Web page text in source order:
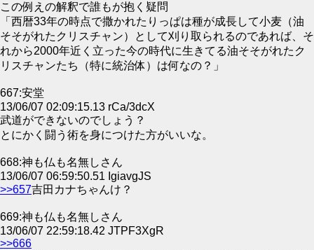
この例えの解釈で誰もが抱く疑問
「西暦33年の時点で撒かれたりっぱは種が成長して小麦（油
そそがれたクリスチャン）として刈り取られるのであれば、そ
れから2000年近く立った今の時代に生きてる油そそがれたク
リスチャンたち（特に統治体）は何なの？」
667:安堂
13/06/07 02:09:15.13 rCa/3dcX
武道ができないのでしょう？
とにかく闘う術を身につけた方がいいな。
668:神も仏も名無しさん
13/06/07 06:59:50.51 IgiavgJS
>>657吉田カナちゃんけ？
669:神も仏も名無しさん
13/06/07 22:59:18.42 JTPF3XgR
>>666